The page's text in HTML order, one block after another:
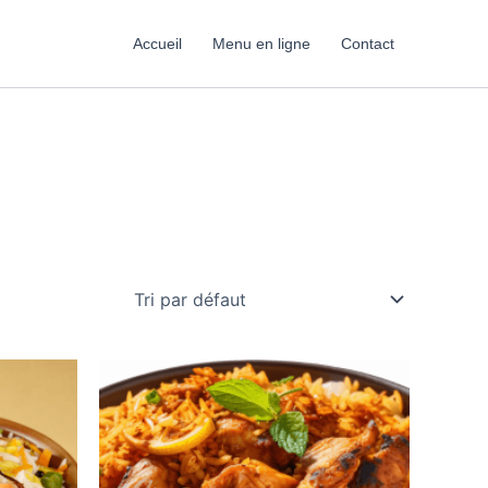
Accueil Menu en ligne Contact